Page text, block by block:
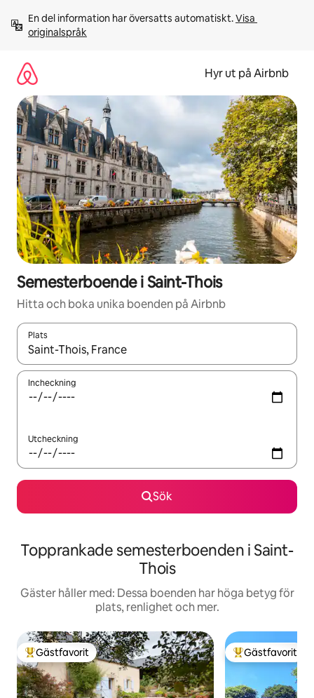
innehåll
En del information har översatts automatiskt. Visa
originalspråk
Hyr ut på Airbnb
Semesterboende i Saint-Thois
Hitta och boka unika boenden på Airbnb
Plats
När resultaten är tillgängliga kan du navigera med upp- och
Incheckning
Utcheckning
Sök
Topprankade semesterboenden i Saint-
Thois
Gäster håller med: Dessa boenden har höga betyg för
plats, renlighet och mer.
Populär gästfavorit
Gästfavorit Populär
Gästfavorit